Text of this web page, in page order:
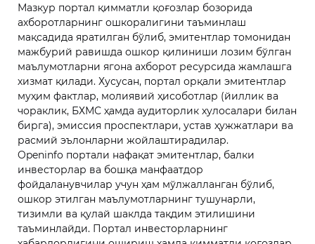
Мазкур портал қимматли қоғозлар бозорида
ахборотларнинг ошкоралигини таъминлаш
мақсадида яратилган бўлиб, эмитентлар томонидан
мажбурий равишда ошкор қилиниши лозим бўлган
маълумотларни ягона ахборот ресурсида жамлашга
хизмат қилади. Хусусан, портал орқали эмитентлар
муҳим фактлар, молиявий ҳисоботлар (йиллик ва
чораклик, БХМС ҳамда аудиторлик хулосалари билан
бирга), эмиссия проспектлари, устав ҳужжатлари ва
расмий эълонларни жойлаштирадилар.
Openinfo портали нафақат эмитентлар, балки
инвесторлар ва бошқа манфаатдор
фойдаланувчилар учун ҳам мўлжалланган бўлиб,
ошкор этилган маълумотларнинг тушунарли,
тизимли ва қулай шаклда тақдим этилишини
таъминлайди. Портал инвесторларнинг